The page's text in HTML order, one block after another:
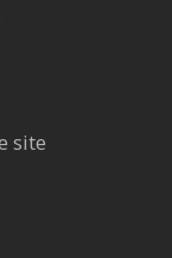
site